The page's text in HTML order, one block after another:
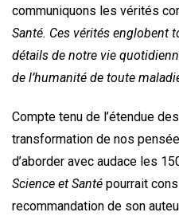
communiquons les vérités
Santé. Ces vérités englobent
détails de notre vie
de l’humanité de toute
Compte tenu de l’étendue
transformation de nos
d’aborder avec audace les
Science et Santé pourrait
recommandation de son